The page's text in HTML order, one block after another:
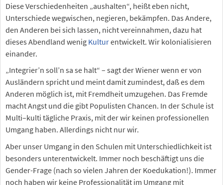
Diese Verschiedenheiten „aushalten“, heißt eben nicht,
Unterschiede wegwischen, negieren, bekämpfen. Das Andere,
den Anderen bei sich lassen, nicht vereinnahmen, dazu hat
dieses Abendland wenig Kulturentwickelt. Wir kolonialisieren
einander.
„Integrier’n soll’n sa se halt“ – sagt der Wiener wenn er von
Ausländern spricht und meint damit zumindest, daß es dem
Anderen möglich ist, mit Fremdheit umzugehen. Das Fremde
macht Angst und die gibt Populisten Chancen. In der Schule ist
Multi–kulti tägliche Praxis, mit der wir keinen professionellen
Umgang haben. Allerdings nicht nur wir.
Aber unser Umgang in den Schulen mit Unterschiedlichkeit ist
besonders unterentwickelt. Immer noch beschäftigt uns die
Gender-Frage (nach so vielen Jahren der Koedukation!). Immer
noch haben wir keine Professionalität im Umgang mit